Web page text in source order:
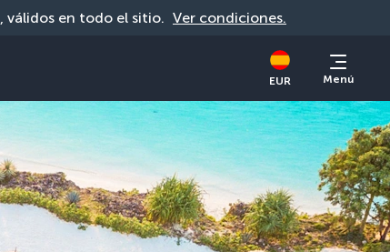
, válidos en todo el sitio. Ver condiciones.
EUR Menú